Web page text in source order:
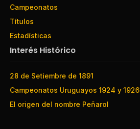
Campeonatos
Títulos
Estadísticas
Interés Histórico
28 de Setiembre de 1891
Campeonatos Uruguayos 1924 y 1926
El origen del nombre Peñarol